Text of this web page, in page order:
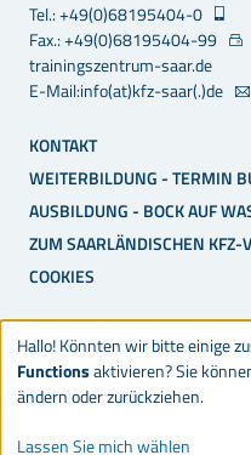
Tel.: +49(0)68195404-0
Fax.: +49(0)68195404-99
trainingszentrum-saar.de
E-Mail:info(at)kfz-saar(.)de
KONTAKT
WEITERBILDUNG - TERMIN
AUSBILDUNG - BOCK AUF
ZUM SAARLÄNDISCHEN KFZ-
COOKIES
© 2026 Trainingszentrum
Hallo! Könnten wir bitte einige
Functionsaktivieren? Sie
ändern oder zurückziehen.
Lassen Sie mich wählen